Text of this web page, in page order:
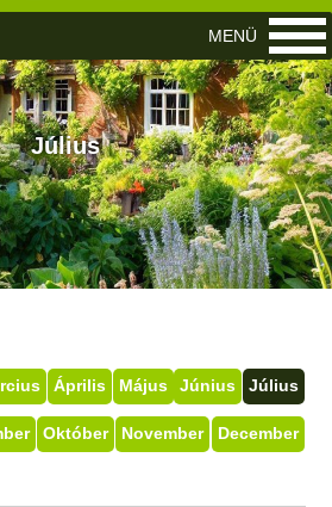
Július
Április Május Június Július
Október November December